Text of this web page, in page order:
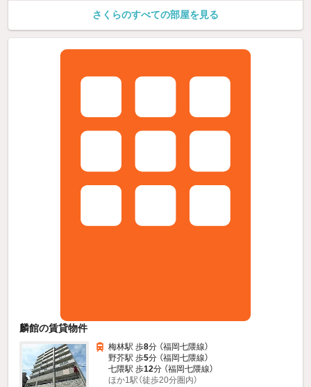
さくらのすべての部屋を見る
麟館の賃貸物件
梅林駅 歩8分 （福岡七隈線）
野芥駅 歩5分 （福岡七隈線）
七隈駅 歩12分 （福岡七隈線）
ほか1駅（徒歩20分圏内）